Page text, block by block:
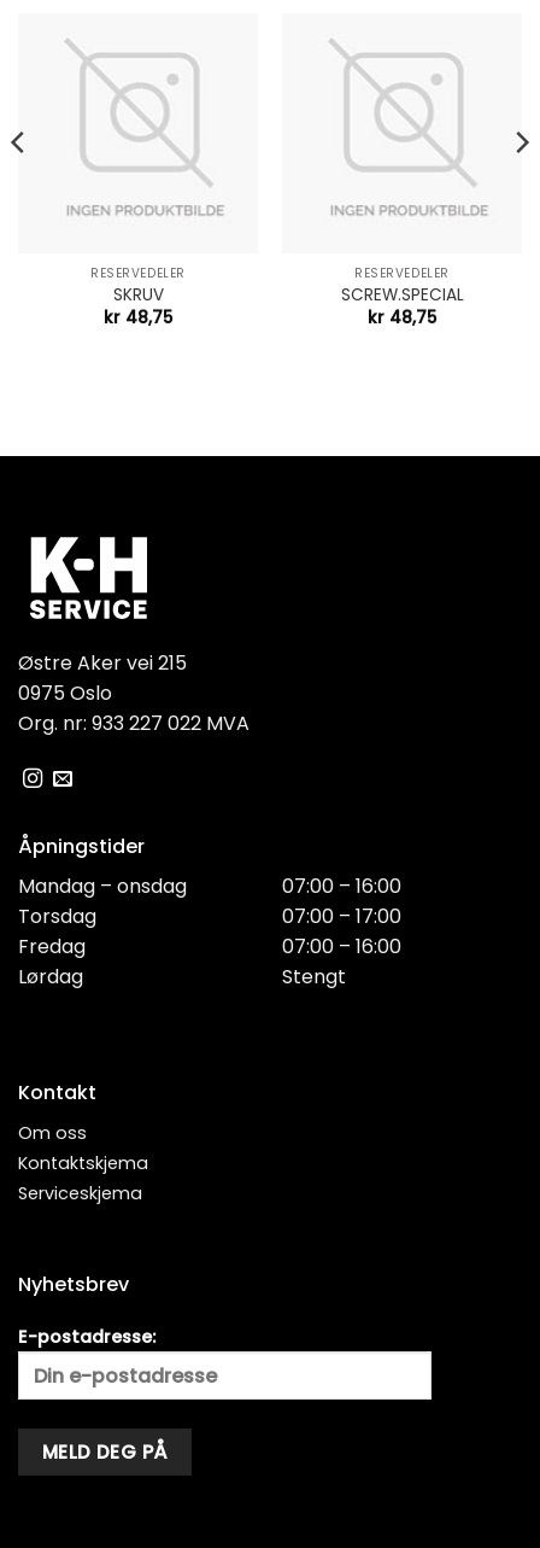
RESERVEDELER
SKRUV
kr 48,75
RESERVEDELER
SCREW.SPECIAL
kr 48,75
Østre Aker vei 215
0975 Oslo
Org. nr: 933 227 022 MVA
Åpningstider
Mandag – onsdag
Torsdag
Fredag
Lørdag
07:00 – 16:00
07:00 – 17:00
07:00 – 16:00
Stengt
Kontakt
Om oss
Kontaktskjema
Serviceskjema
Nyhetsbrev
E-postadresse: